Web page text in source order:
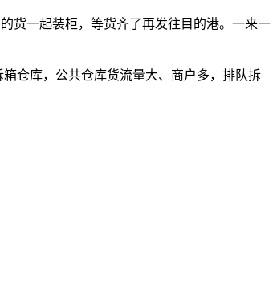
货一起装柜，等货齐了再发往目的港。一来一
仓库，公共仓库货流量大、商户多，排队拆